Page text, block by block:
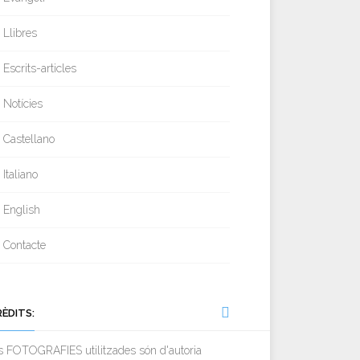
Llibres
Escrits-articles
Notícies
Castellano
Italiano
English
Contacte
FOTOGRAFIES utilitzades són d'autoria